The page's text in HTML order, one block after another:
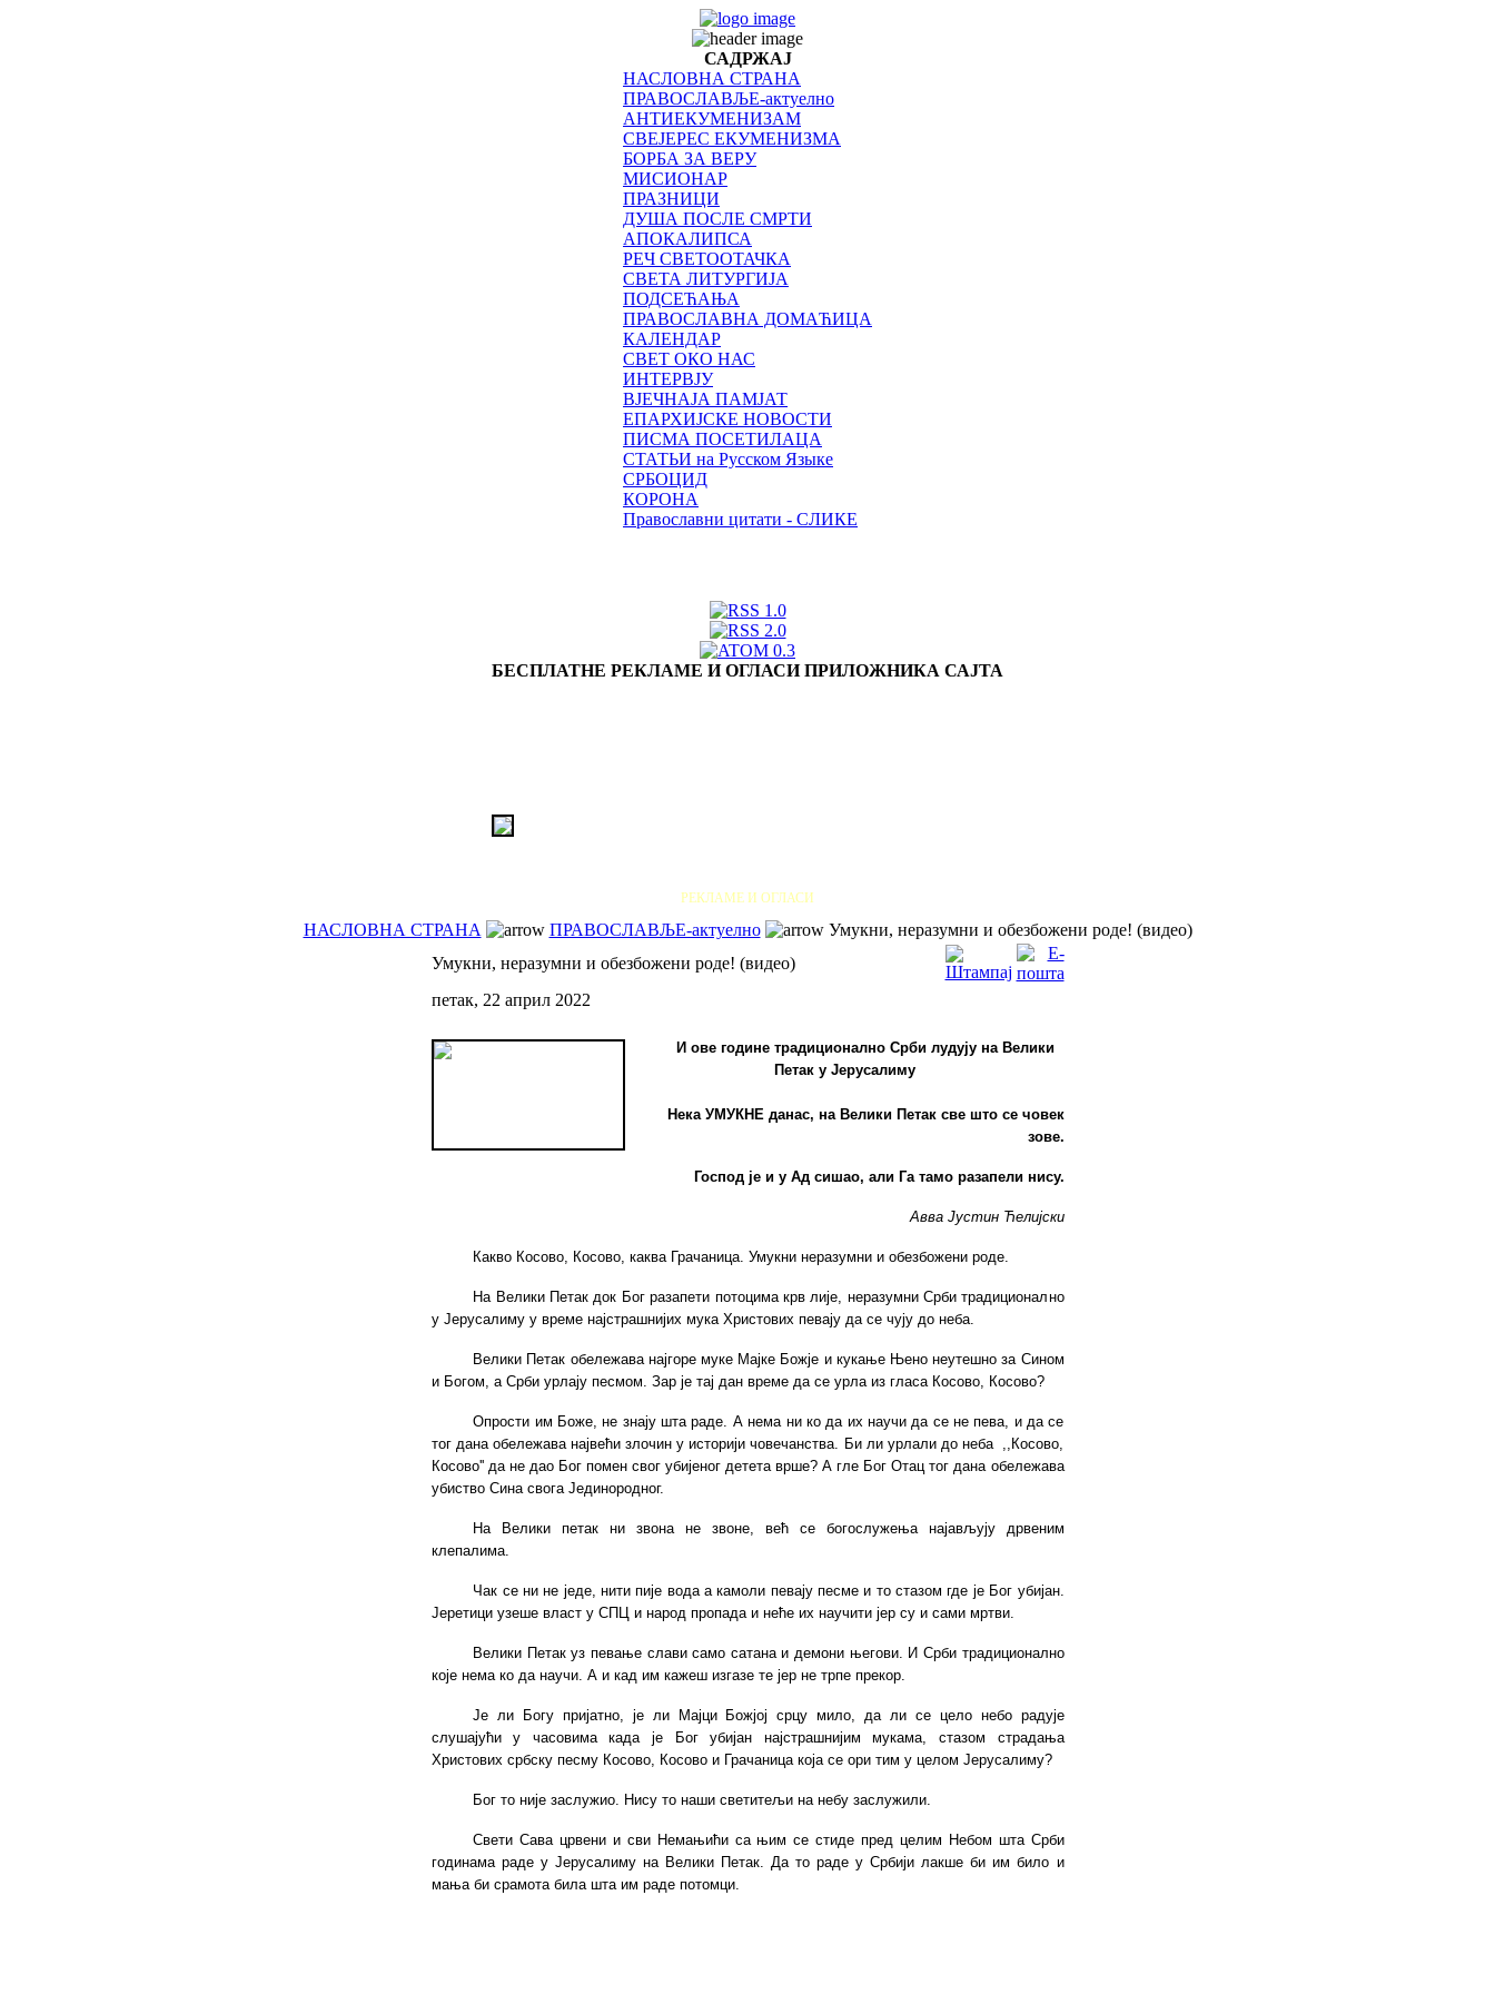
САДРЖАЈ
НАСЛОВНА СТРАНА
ПРАВОСЛАВЉЕ-актуелно
АНТИЕКУМЕНИЗАМ
СВЕЈЕРЕС ЕКУМЕНИЗМА
БОРБА ЗА ВЕРУ
МИСИОНАР
ПРАЗНИЦИ
ДУША ПОСЛЕ СМРТИ
АПОКАЛИПСА
РЕЧ СВЕТООТАЧКА
СВЕТА ЛИТУРГИЈА
ПОДСЕЋАЊА
ПРАВОСЛАВНА ДОМАЋИЦА
КАЛЕНДАР
СВЕТ ОКО НАС
ИНТЕРВЈУ
ВЈЕЧНАЈА ПАМЈАТ
ЕПАРХИЈСКЕ НОВОСТИ
ПИСМА ПОСЕТИЛАЦА
СТАТЬИ на Русском Языке
СРБОЦИД
КОРОНА
Православни цитати - СЛИКЕ
БЕСПЛАТНЕ РЕКЛАМЕ И ОГЛАСИ ПРИЛОЖНИКА САЈТА
РЕКЛАМЕ И ОГЛАСИ
НАСЛОВНА СТРАНА ПРАВОСЛАВЉЕ-актуелно
Умукни, неразумни и обезбожени роде! (видео)
Умукни, неразумни и обезбожени роде! (видео)
петак, 22 април 2022
И ове године традиционално Срби лудују на Велики
Петак у Јерусалиму
Нека УМУКНЕ данас, на Велики Петак све што се човек
зове.
Господ је и у Ад сишао, али Га тамо разапели нису.
Авва Јустин Ћелијски
Какво Косово, Косово, каква Грачаница. Умукни неразумни и обезбожени роде.
На Велики Петак док Бог разапети потоцима крв лије, неразумни Срби традиционално
у Јерусалиму у време најстрашнијих мука Христових певају да се чују до неба.
Велики Петак обележава најгоре муке Мајке Божје и кукање Њено неутешно за Сином
и Богом, а Срби урлају песмом. Зар је тај дан време да се урла из гласа Косово, Косово?
Опрости им Боже, не знају шта раде. А нема ни ко да их научи да се не пева, и да се
тог дана обележава највећи злочин у историји човечанства. Би ли урлали до неба ,,Косово,
Косово'' да не дао Бог помен свог убијеног детета врше? А гле Бог Отац тог дана обележава
убиство Сина свога Јединородног.
На Велики петак ни звона не звоне, већ се богослужења најављују дрвеним
клепалима.
Чак се ни не једе, нити пије вода а камоли певају песме и то стазом где је Бог убијан.
Јеретици узеше власт у СПЦ и народ пропада и неће их научити јер су и сами мртви.
Велики Петак уз певање слави само сатана и демони његови. И Срби традиционално
које нема ко да научи. А и кад им кажеш изгазе те јер не трпе прекор.
Је ли Богу пријатно, је ли Мајци Божјој срцу мило, да ли се цело небо радује
слушајући у часовима када је Бог убијан најстрашнијим мукама, стазом страдања
Христових србску песму Косово, Косово и Грачаница која се ори тим у целом Јерусалиму?
Бог то није заслужио. Нису то наши светитељи на небу заслужили.
Свети Сава црвени и сви Немањићи са њим се стиде пред целим Небом шта Срби
годинама раде у Јерусалиму на Велики Петак. Да то раде у Србији лакше би им било и
мања би срамота била шта им раде потомци.